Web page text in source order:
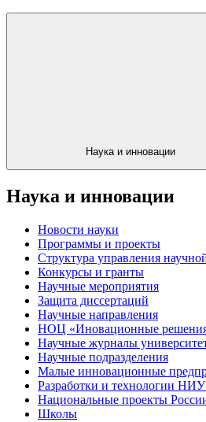
Наука и инновации
Наука и инновации
Новости науки
Программы и проекты
Структура управления
Конкурсы и гранты
Научные мероприятия
Защита диссертаций
Научные направления
НОЦ «Иновационные
Научные журналы
Научные подразделения
Малые инновационные
Разработки и технологии
Национальные проекты
Школы